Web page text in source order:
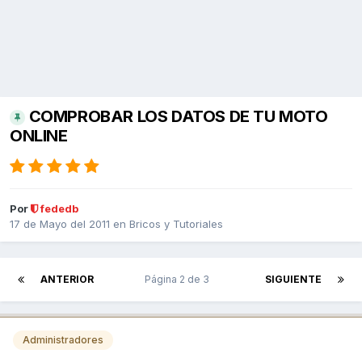
COMPROBAR LOS DATOS DE TU MOTO
ONLINE
Por
fededb
17 de Mayo del 2011 en Bricos y Tutoriales
ANTERIOR SIGUIENTE
Página 2 de 3
Administradores